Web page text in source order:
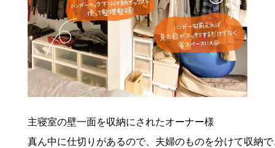
主寝室の壁一面を収納にされたオーナー様
真ん中に仕切りがあるので、夫婦のものを分けて収納